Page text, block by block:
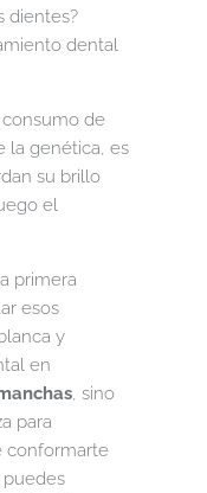
dientes?
dental
de
la genética, es
su brillo
el
primera
esos
y
en
, sino
para
conformarte
puedes